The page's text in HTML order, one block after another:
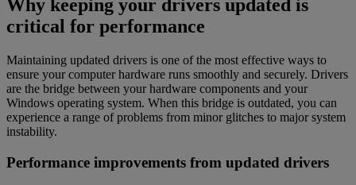
Why keeping your drivers updated is
critical for performance
Maintaining updated drivers is one of the most effective ways to
ensure your computer hardware runs smoothly and securely. Drivers
are the bridge between your hardware components and your
Windows operating system. When this bridge is outdated, you can
experience a range of problems from minor glitches to major system
instability.
Performance improvements from updated drivers